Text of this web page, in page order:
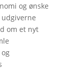
og ønske
om et nyt